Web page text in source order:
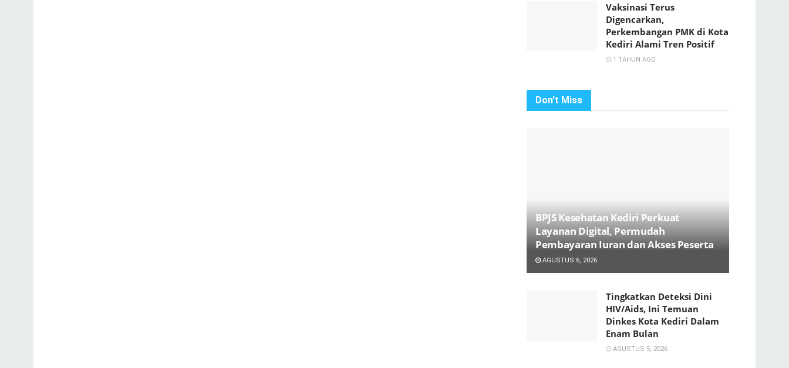
Vaksinasi Terus
Digencarkan,
Perkembangan PMK di Kota
Kediri Alami Tren Positif
1 TAHUN AGO
Don't Miss
BPJS Kesehatan Kediri Perkuat
Layanan Digital, Permudah
Pembayaran Iuran dan Akses Peserta
AGUSTUS 6, 2026
Tingkatkan Deteksi Dini
HIV/Aids, Ini Temuan
Dinkes Kota Kediri Dalam
Enam Bulan
AGUSTUS 5, 2026